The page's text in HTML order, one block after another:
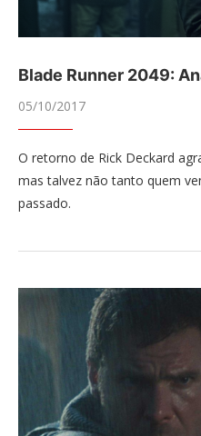
Blade Runner 2049:
05/10/2017
O retorno de Rick Deckard
mas talvez não tanto quem
passado.